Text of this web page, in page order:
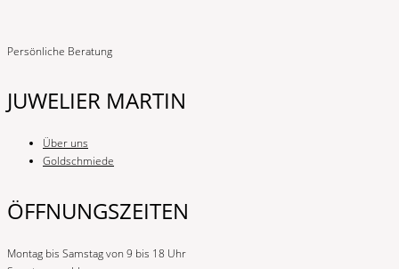
Persönliche Beratung
JUWELIER MARTIN
Über uns
Goldschmiede
ÖFFNUNGSZEITEN
Montag bis Samstag von 9 bis 18 Uhr